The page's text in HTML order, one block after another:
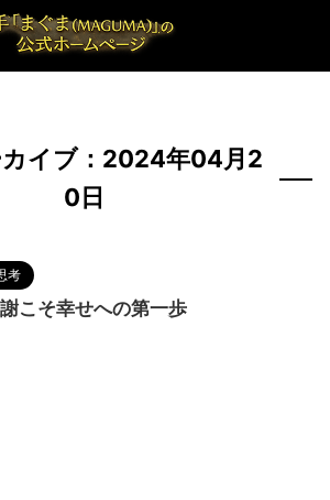
カイブ：2024年04月2
0日
考
こそ幸せへの第一歩